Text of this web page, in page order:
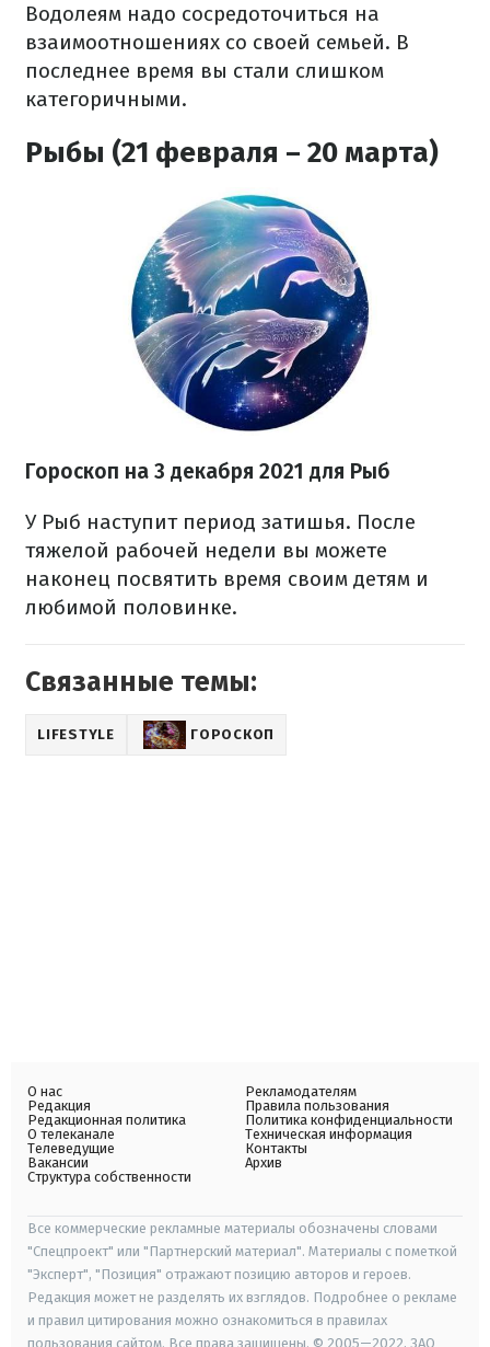
Водолеям надо сосредоточиться на
взаимоотношениях со своей семьей. В
последнее время вы стали слишком
категоричными.
Рыбы (21 февраля – 20 марта)
Гороскоп на 3 декабря 2021 для Рыб
У Рыб наступит период затишья. После
тяжелой рабочей недели вы можете
наконец посвятить время своим детям и
любимой половинке.
Связанные темы:
LIFESTYLE ГОРОСКОП
О нас
Редакция
Редакционная политика
О телеканале
Телеведущие
Вакансии
Структура собственности
Рекламодателям
Правила пользования
Политика конфиденциальности
Техническая информация
Контакты
Архив
Все коммерческие рекламные материалы обозначены словами
"Спецпроект" или "Партнерский материал". Материалы с пометкой
"Эксперт", "Позиция" отражают позицию авторов и героев.
Редакция может не разделять их взглядов. Подробнее о рекламе
и правил цитирования можно ознакомиться в правилах
пользования сайтом. Все права защищены. © 2005—2022, ЗАО